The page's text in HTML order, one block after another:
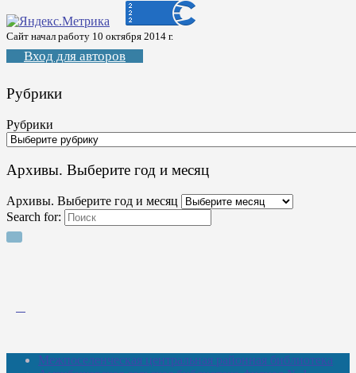
Сайт начал работу 10 октября 2014 г.
Вход для авторов
Рубрики
Рубрики
Архивы. Выберите год и месяц
Архивы. Выберите год и месяц
Search for:
Межпоселенческая центральная районная библиотека